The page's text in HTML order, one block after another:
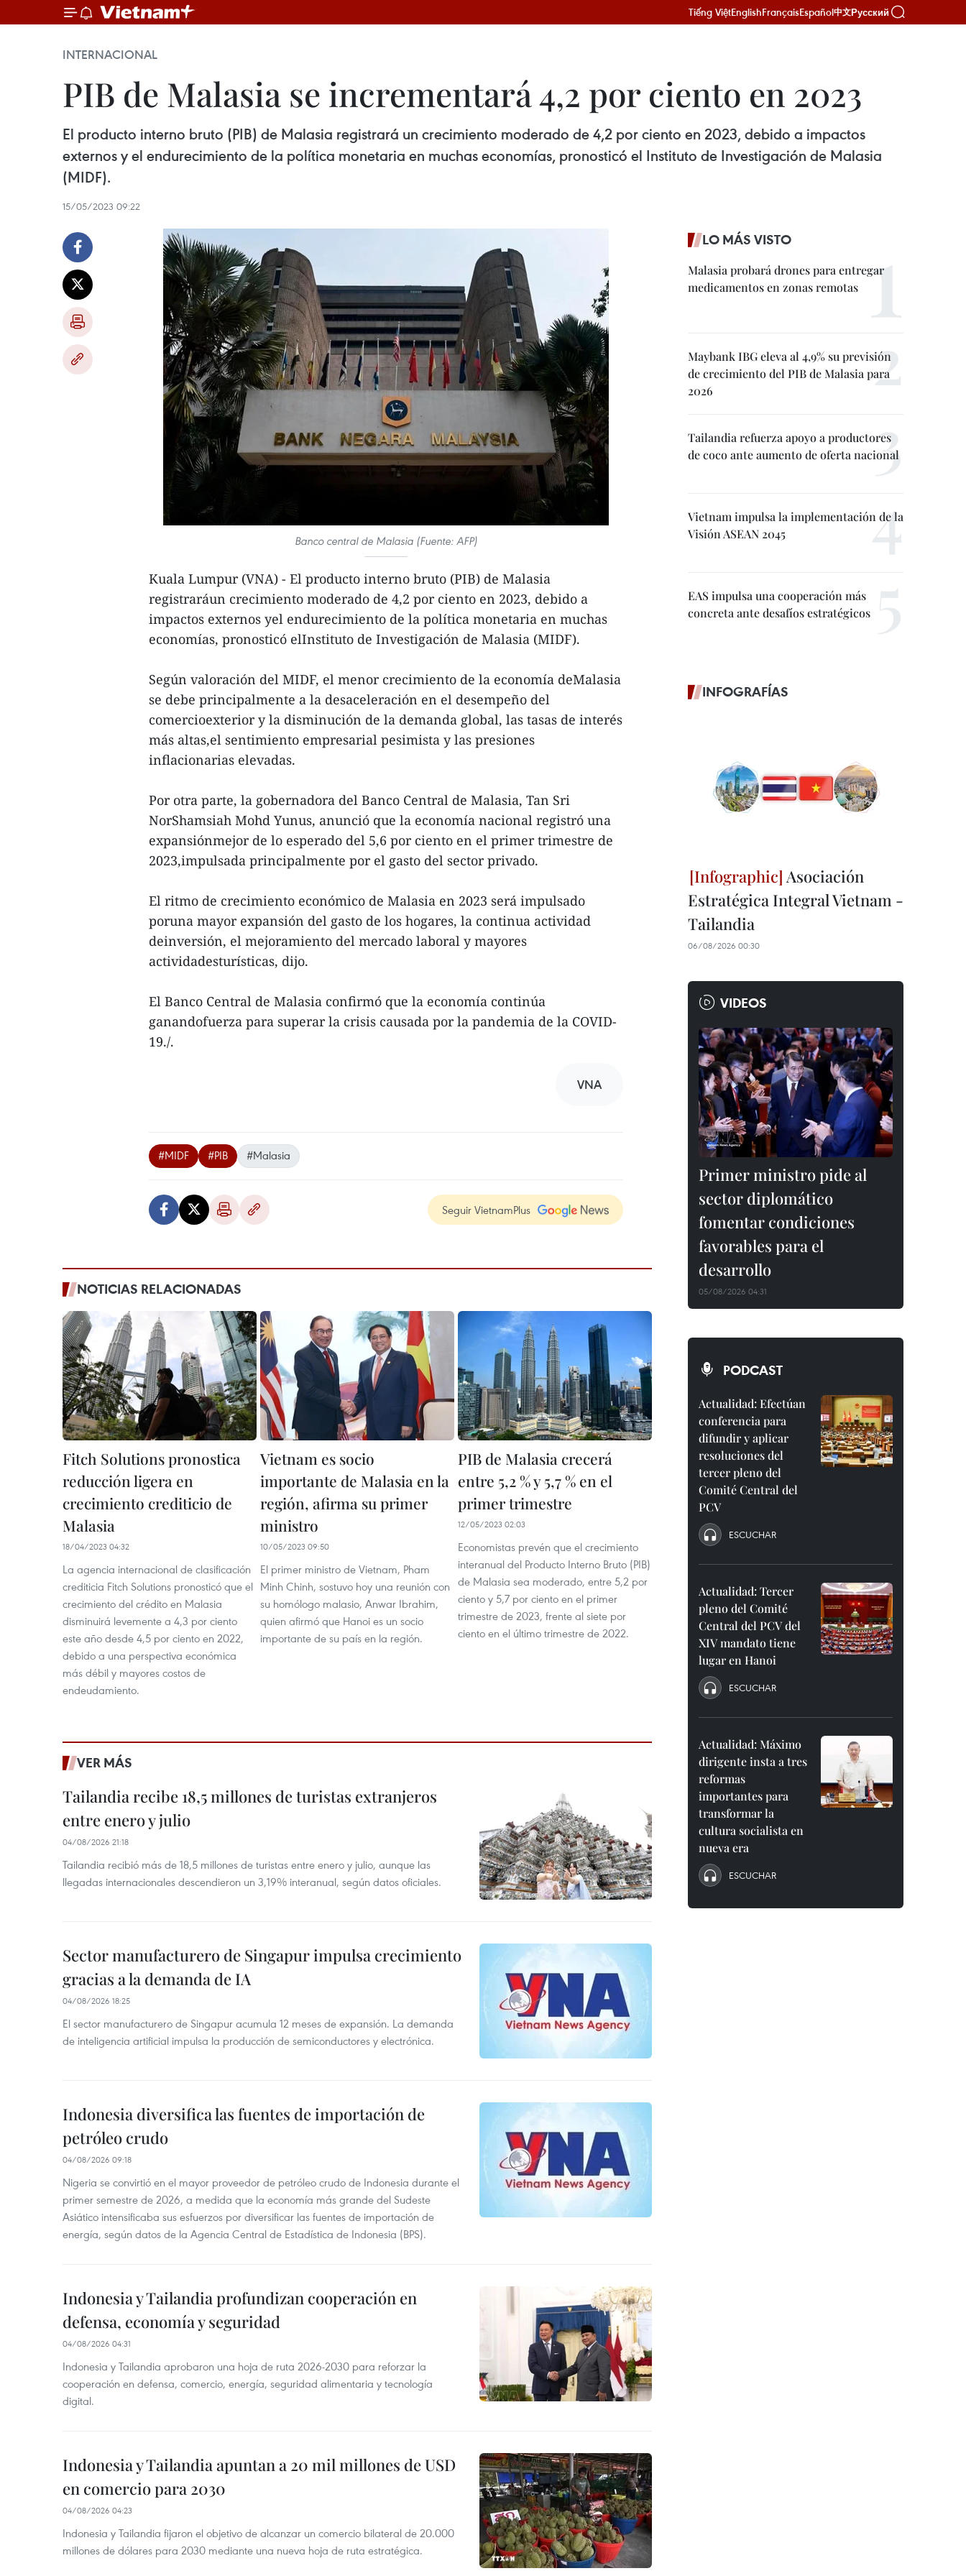
Tiếng ViệtEnglishFrançaisEspañol中文Русский
INTERNACIONAL
PIB de Malasia se incrementará 4,2 por ciento en 2023
El producto interno bruto (PIB) de Malasia registrará un crecimiento moderado de 4,2 por ciento en 2023, debido a impactos
externos y el endurecimiento de la política monetaria en muchas economías, pronosticó el Instituto de Investigación de Malasia
(MIDF).
15/05/2023 09:22
Banco central de Malasia (Fuente: AFP)
Kuala Lumpur (VNA) - El producto interno bruto (PIB) de Malasia
registraráun crecimiento moderado de 4,2 por ciento en 2023, debido a
impactos externos yel endurecimiento de la política monetaria en muchas
economías, pronosticó elInstituto de Investigación de Malasia (MIDF).
Según valoración del MIDF, el menor crecimiento de la economía deMalasia
se debe principalmente a la desaceleración en el desempeño del
comercioexterior y la disminución de la demanda global, las tasas de interés
más altas,el sentimiento empresarial pesimista y las presiones
inflacionarias elevadas.
Por otra parte, la gobernadora del Banco Central de Malasia, Tan Sri
NorShamsiah Mohd Yunus, anunció que la economía nacional registró una
expansiónmejor de lo esperado del 5,6 por ciento en el primer trimestre de
2023,impulsada principalmente por el gasto del sector privado.
El ritmo de crecimiento económico de Malasia en 2023 será impulsado
poruna mayor expansión del gasto de los hogares, la continua actividad
deinversión, el mejoramiento del mercado laboral y mayores
actividadesturísticas, dijo.
El Banco Central de Malasia confirmó que la economía continúa
ganandofuerza para superar la crisis causada por la pandemia de la COVID-
19./.
VNA
#MIDF #PIB #Malasia
Seguir VietnamPlus
NOTICIAS RELACIONADAS
Fitch Solutions pronostica
reducción ligera en
crecimiento crediticio de
Malasia
18/04/2023 04:32
La agencia internacional de clasificación
crediticia Fitch Solutions pronosticó que el
crecimiento del crédito en Malasia
disminuirá levemente a 4,3 por ciento
este año desde 4,5 por ciento en 2022,
debido a una perspectiva económica
más débil y mayores costos de
endeudamiento.
Vietnam es socio
importante de Malasia en la
región, afirma su primer
ministro
10/05/2023 09:50
El primer ministro de Vietnam, Pham
Minh Chinh, sostuvo hoy una reunión con
su homólogo malasio, Anwar Ibrahim,
quien afirmó que Hanoi es un socio
importante de su país en la región.
PIB de Malasia crecerá
entre 5,2 % y 5,7 % en el
primer trimestre
12/05/2023 02:03
Economistas prevén que el crecimiento
interanual del Producto Interno Bruto (PIB)
de Malasia sea moderado, entre 5,2 por
ciento y 5,7 por ciento en el primer
trimestre de 2023, frente al siete por
ciento en el último trimestre de 2022.
VER MÁS
Tailandia recibe 18,5 millones de turistas extranjeros
entre enero y julio
04/08/2026 21:18
Tailandia recibió más de 18,5 millones de turistas entre enero y julio, aunque las
llegadas internacionales descendieron un 3,19% interanual, según datos oficiales.
Sector manufacturero de Singapur impulsa crecimiento
gracias a la demanda de IA
04/08/2026 18:25
El sector manufacturero de Singapur acumula 12 meses de expansión. La demanda
de inteligencia artificial impulsa la producción de semiconductores y electrónica.
Indonesia diversifica las fuentes de importación de
petróleo crudo
04/08/2026 09:18
Nigeria se convirtió en el mayor proveedor de petróleo crudo de Indonesia durante el
primer semestre de 2026, a medida que la economía más grande del Sudeste
Asiático intensificaba sus esfuerzos por diversificar las fuentes de importación de
energía, según datos de la Agencia Central de Estadística de Indonesia (BPS).
Indonesia y Tailandia profundizan cooperación en
defensa, economía y seguridad
04/08/2026 04:31
Indonesia y Tailandia aprobaron una hoja de ruta 2026-2030 para reforzar la
cooperación en defensa, comercio, energía, seguridad alimentaria y tecnología
digital.
Indonesia y Tailandia apuntan a 20 mil millones de USD
en comercio para 2030
04/08/2026 04:23
Indonesia y Tailandia fijaron el objetivo de alcanzar un comercio bilateral de 20.000
millones de dólares para 2030 mediante una nueva hoja de ruta estratégica.
LO MÁS VISTO
Malasia probará drones para entregar
medicamentos en zonas remotas
Maybank IBG eleva al 4,9% su previsión
de crecimiento del PIB de Malasia para
2026
Tailandia refuerza apoyo a productores
de coco ante aumento de oferta nacional
Vietnam impulsa la implementación de la
Visión ASEAN 2045
EAS impulsa una cooperación más
concreta ante desafíos estratégicos
INFOGRAFÍAS
Asociación
Estratégica Integral Vietnam -
Tailandia
06/08/2026 00:30
VIDEOS
Primer ministro pide al
sector diplomático
fomentar condiciones
favorables para el
desarrollo
05/08/2026 04:31
PODCAST
Actualidad: Efectúan
conferencia para
difundir y aplicar
resoluciones del
tercer pleno del
Comité Central del
PCV
ESCUCHAR
Actualidad: Tercer
pleno del Comité
Central del PCV del
XIV mandato tiene
lugar en Hanoi
ESCUCHAR
Actualidad: Máximo
dirigente insta a tres
reformas
importantes para
transformar la
cultura socialista en
nueva era
ESCUCHAR